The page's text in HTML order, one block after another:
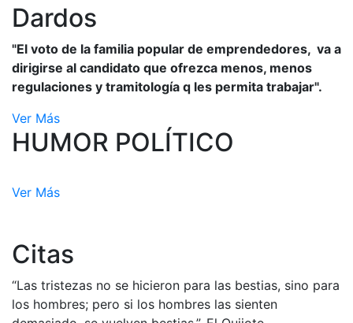
Dardos
"El voto de la familia popular de emprendedores, va a
dirigirse al candidato que ofrezca menos, menos
regulaciones y tramitología q les permita trabajar".
Ver Más
HUMOR POLÍTICO
Ver Más
Citas
“Las tristezas no se hicieron para las bestias, sino para
los hombres; pero si los hombres las sienten